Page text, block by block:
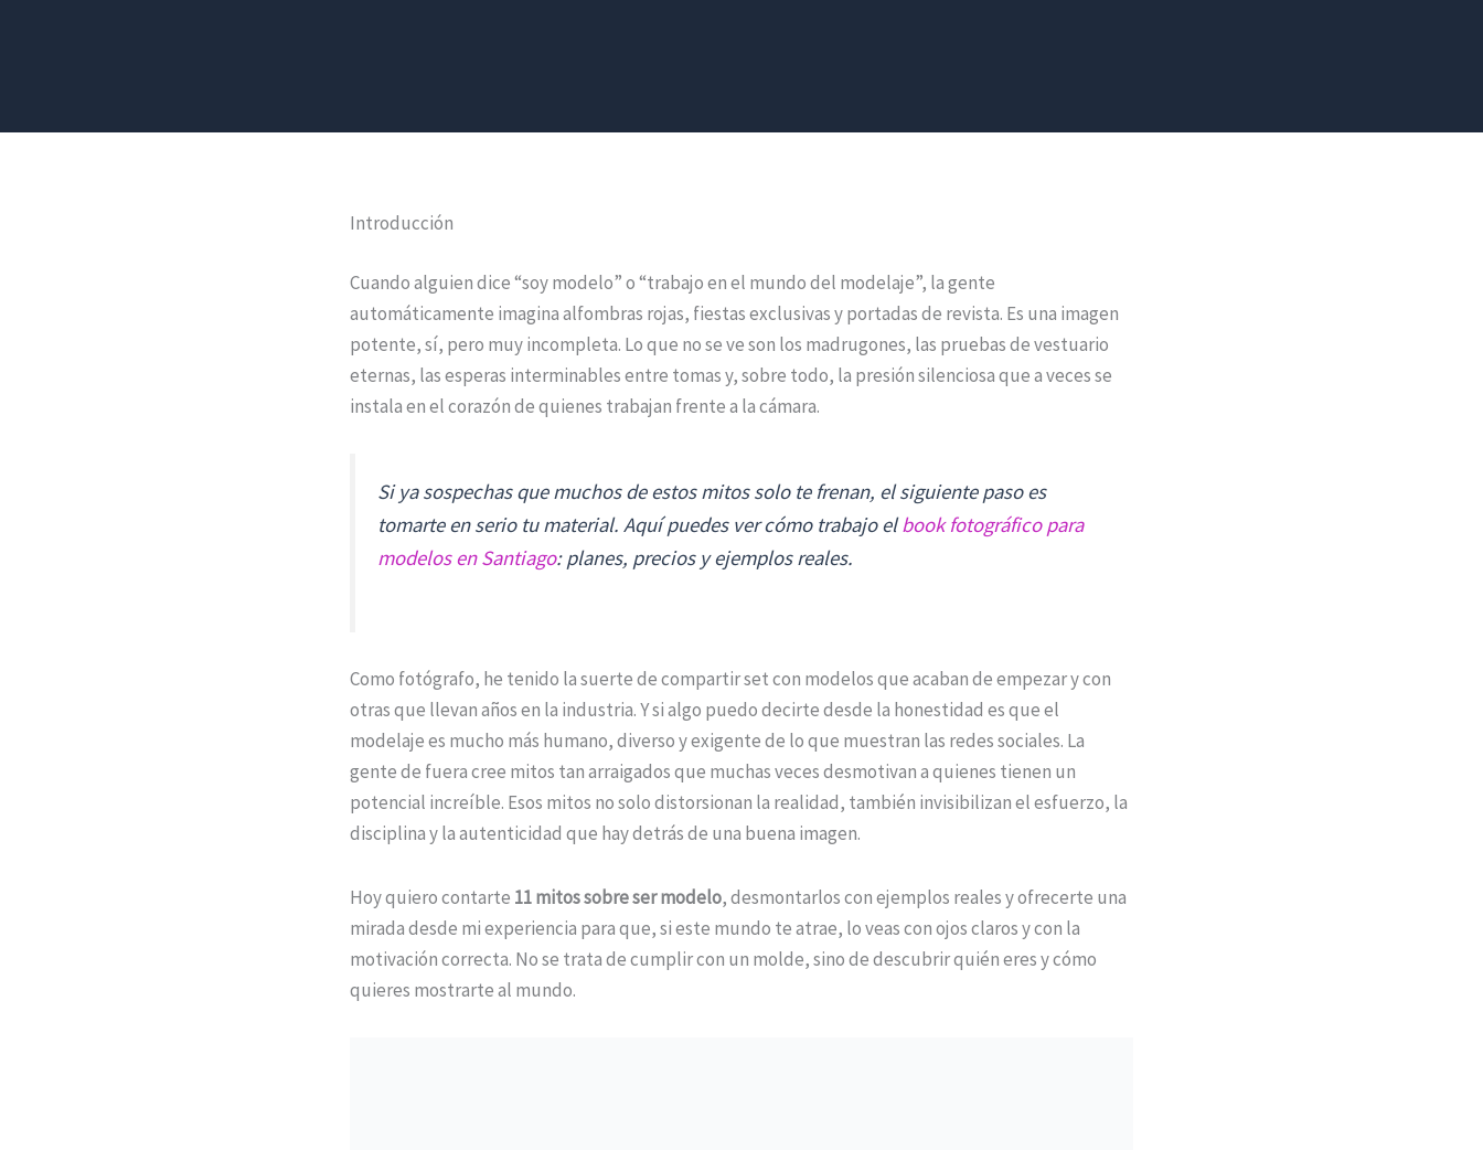
Introducción
Cuando alguien dice “soy modelo” o “trabajo en el mundo del modelaje”, la gente
automáticamente imagina alfombras rojas, fiestas exclusivas y portadas de revista. Es una imagen
potente, sí, pero muy incompleta. Lo que no se ve son los madrugones, las pruebas de vestuario
eternas, las esperas interminables entre tomas y, sobre todo, la presión silenciosa que a veces se
instala en el corazón de quienes trabajan frente a la cámara.
Si ya sospechas que muchos de estos mitos solo te frenan, el siguiente paso es
tomarte en serio tu material. Aquí puedes ver cómo trabajo elbook fotográfico para
modelos en Santiago: planes, precios y ejemplos reales.
Como fotógrafo, he tenido la suerte de compartir set con modelos que acaban de empezar y con
otras que llevan años en la industria. Y si algo puedo decirte desde la honestidad es que el
modelaje es mucho más humano, diverso y exigente de lo que muestran las redes sociales. La
gente de fuera cree mitos tan arraigados que muchas veces desmotivan a quienes tienen un
potencial increíble. Esos mitos no solo distorsionan la realidad, también invisibilizan el esfuerzo, la
disciplina y la autenticidad que hay detrás de una buena imagen.
Hoy quiero contarte 11 mitos sobre ser modelo, desmontarlos con ejemplos reales y ofrecerte una
mirada desde mi experiencia para que, si este mundo te atrae, lo veas con ojos claros y con la
motivación correcta. No se trata de cumplir con un molde, sino de descubrir quién eres y cómo
quieres mostrarte al mundo.